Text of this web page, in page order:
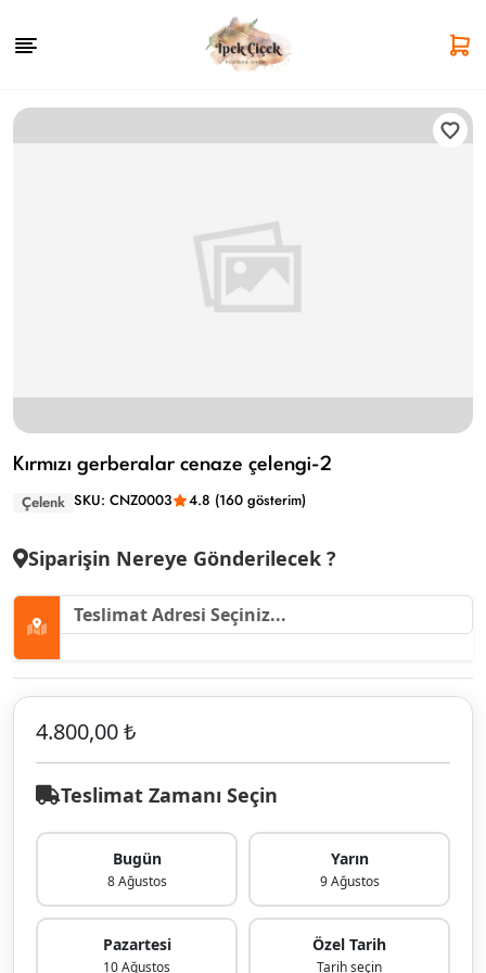
Kırmızı gerberalar cenaze çelengi-2
Çelenk SKU: CNZ0003 4.8 (160 gösterim)
Siparişin Nereye Gönderilecek ?
4.800,00 ₺
Teslimat Zamanı Seçin
Bugün
8 Ağustos
Yarın
9 Ağustos
Pazartesi
10 Ağustos
Özel Tarih
Tarih seçin